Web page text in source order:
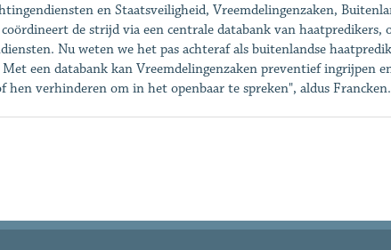
en Staatsveiligheid, Vreemdelingenzaken,
de strijd via een centrale databank van haatpredikers,
Nu weten we het pas achteraf als buitenlandse
een databank kan Vreemdelingenzaken preventief ingrijpen
hen verhinderen om in het openbaar te spreken", aldus